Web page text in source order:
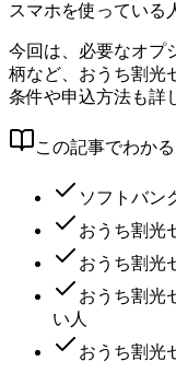
スマホを使っている
今回は、必要なオプ
柄など、おうち割光
条件や申込方法も詳
この記事でわか
ソフトバン
おうち割光
おうち割光
おうち割光
い人
おうち割光